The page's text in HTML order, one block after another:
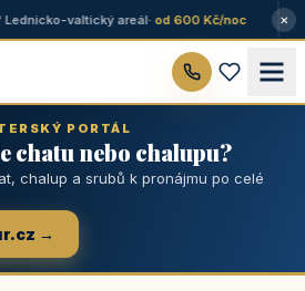
valtický areál· od 600 Kč/noc ×
PORTÁL
chatu nebo chalupu?
chalup a srubů k pronájmu po celé
→